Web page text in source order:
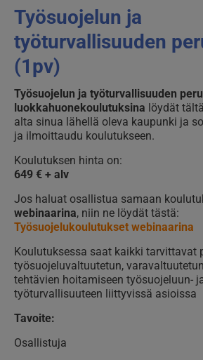
Työsuojelun ja
työturvallisuuden
(1pv)
Työsuojelun ja työturvallisuuden
luokkahuonekoulutuksina löydät
alta sinua lähellä oleva kaupunki ja
ja ilmoittaudu koulutukseen.
Koulutuksen hinta on:
649 € + alv
Jos haluat osallistua samaan
webinaarina, niin ne löydät tästä:
Työsuojelukoulutukset webinaarina
Koulutuksessa saat kaikki tarvittavat
työsuojeluvaltuutetun,
tehtävien hoitamiseen työsuojeluun-
työturvallisuuteen liittyvissä asioissa
Tavoite:
Osallistuja